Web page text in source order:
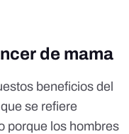
de mama
beneficios del
se refiere
porque los hombres